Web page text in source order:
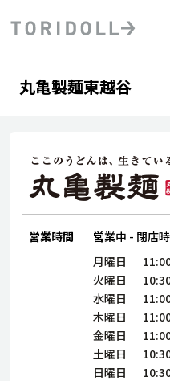
会社情報
株主・投資家情報
サステナビリティ
デジタ
フォー
DXビジ
粟田社
トリド
ステー
丸亀製麺東越谷
営業時間 営業中 - 閉店
月曜日
火曜日
水曜日
木曜日
金曜日
土曜日
日曜日